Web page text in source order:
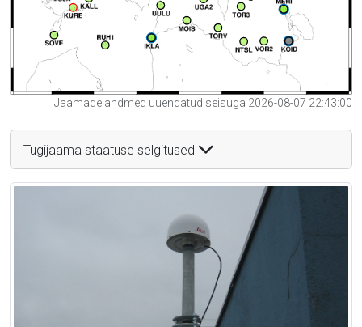
Jaamade andmed uuendatud seisuga 2026-08-07 22:43:00
Tugijaama staatuse selgitused